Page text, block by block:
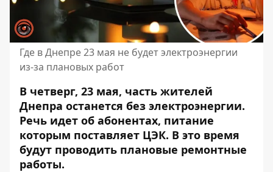
Где в Днепре 23 мая не будет электроэнергии
из-за плановых работ
В четверг, 23 мая, часть жителей
Днепра останется без электроэнергии.
Речь идет об абонентах, питание
которым поставляет ЦЭК. В это время
будут проводить плановые ремонтные
работы.